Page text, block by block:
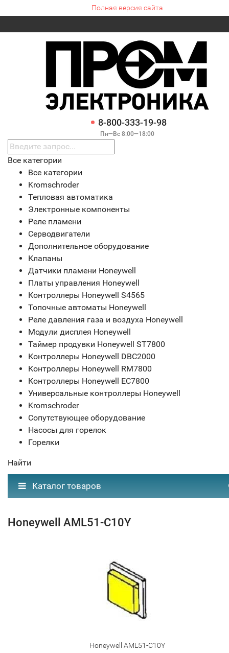
Полная версия сайта
8-800-333-19-98
Пн—Вс 8:00—18:00
Все категории
Все категории
Kromschroder
Тепловая автоматика
Электронные компоненты
Реле пламени
Серводвигатели
Дополнительное оборудование
Клапаны
Датчики пламени Honeywell
Платы управления Honeywell
Контроллеры Honeywell S4565
Топочные автоматы Honeywell
Реле давления газа и воздуха Honeywell
Модули дисплея Honeywell
Таймер продувки Honeywell ST7800
Контроллеры Honeywell DBC2000
Контроллеры Honeywell RM7800
Контроллеры Honeywell EC7800
Универсальные контроллеры Honeywell
Kromschroder
Сопутствующее оборудование
Насосы для горелок
Горелки
Найти
Каталог товаров
Honeywell AML51-C10Y
Honeywell AML51-C10Y